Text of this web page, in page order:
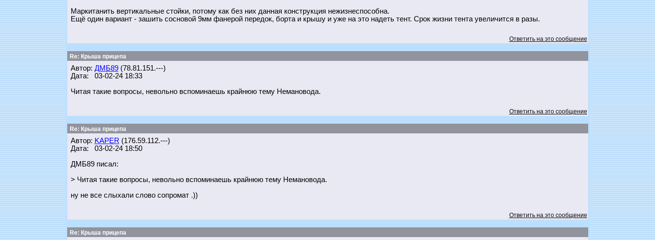
Маркитанить вертикальные стойки, потому как без них данная конструкция нежизнеспособна.
Ещё один вариант - зашить сосновой 9мм фанерой передок, борта и крышу и уже на это надеть тент. Срок жизни тента увеличится в разы.
Ответить на это сообщение
Re: Крыша прицепа
Автор: ДМБ89(78.81.151.---)
Дата: 03-02-24 18:33
Читая такие вопросы, невольно вспоминаешь крайнюю тему Немановода.
Ответить на это сообщение
Re: Крыша прицепа
Автор: KAPER (176.59.112.---)
Дата: 03-02-24 18:50
ДМБ89 писал:
> Читая такие вопросы, невольно вспоминаешь крайнюю тему Немановода.
ну не все слыхали слово сопромат .))
Ответить на это сообщение
Re: Крыша прицепа